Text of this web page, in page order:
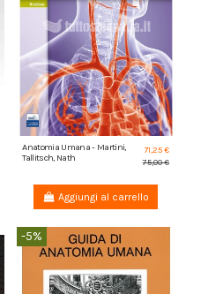
Anatomia Umana - Martini,
Tallitsch, Nath
71,25 €
75,00 €
Aggiungi al carrello
-5%